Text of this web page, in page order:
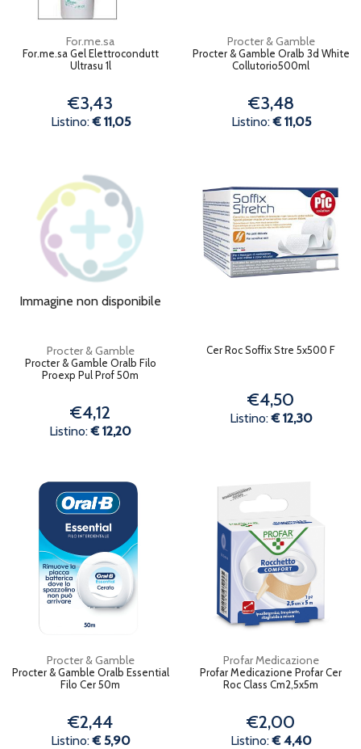
For.me.sa
For.me.sa Gel Elettrocondutt
Ultrasu 1l
€3,43
Listino:€ 11,05
Procter & Gamble
Procter & Gamble Oralb 3d White
Collutorio500ml
€3,48
Listino:€ 11,05
Immagine non disponibile
Procter & Gamble
Procter & Gamble Oralb Filo
Proexp Pul Prof 50m
€4,12
Listino:€ 12,20
Cer Roc Soffix Stre 5x500 F
€4,50
Listino:€ 12,30
Procter & Gamble
Procter & Gamble Oralb Essential
Filo Cer 50m
€2,44
Listino:€ 5,90
Profar Medicazione
Profar Medicazione Profar Cer
Roc Class Cm2,5x5m
€2,00
Listino:€ 4,40